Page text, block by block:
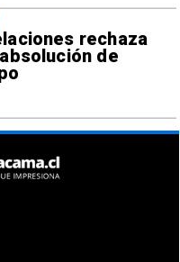
rechaza
de